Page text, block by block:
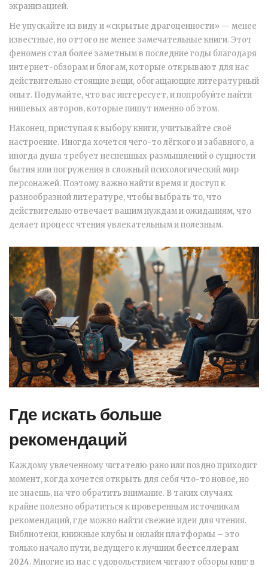
экранизацией.
Не упускайте из виду и «скрытые драгоценности» — менее
известные, но оттого не менее замечательные книги. Этот
феномен стал более заметным в последние годы благодаря
интернет-обзорам и блогам, которые открывают для нас
действительно стоящие вещи, обогащающие литературный
опыт. Подумайте, что вас интересует, и попробуйте найти
нишевых авторов, которые пишут именно об этом.
Наконец, приступая к выбору книги, учитывайте своё
настроение. Иногда хочется чего-то лёгкого и забавного, а
иногда душа требует неспешных размышлений о сущности
бытия или погружения в сложный психологический мир
персонажей. Поэтому важно найти время и доступ к
разнообразной литературе, чтобы выбрать то, что
действительно отвечает вашим нуждам и ожиданиям, что
делает процесс чтения увлекательным и полезным.
Где искать больше
рекомендаций
Каждому увлеченному читателю рано или поздно приходит
момент, когда хочется открыть для себя что-то новое, но
не знаешь, на что обратить внимание. В таких случаях
крайне полезно обратиться к проверенным источникам
рекомендаций, где можно найти свежие идеи для чтения.
Библиотеки, книжные клубы и онлайн платформы – это
только начало пути, ведущего к лучшим бестселлерам
2024. Многие из нас с удовольствием читают обзоры книг в